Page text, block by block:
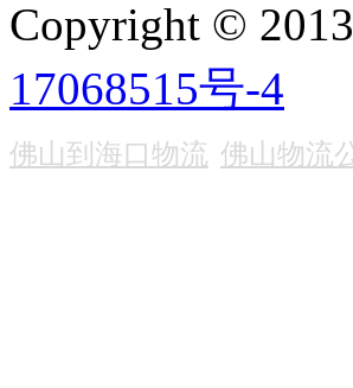
Copyright ©
17068515号-4
佛山到海口物流 佛山物流